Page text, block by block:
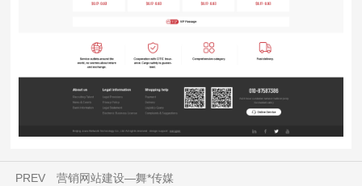
PREV 营销网站建设—舞*传媒